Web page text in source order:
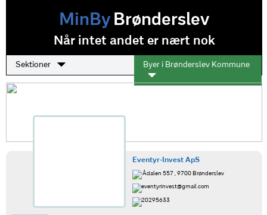
MinByBrønderslev
Når intet andet er nært nok
Sektioner Byer i Brønderslev Kommune
Eventyr-Invest ApS
Ådalen 557 , 9700 Brønderslev
eventyrinvest@gmail.com
20295633